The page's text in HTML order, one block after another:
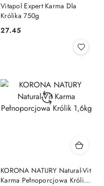
Vitapol Expert Karma Dla
Królika 750g
Cena:
27.45
KORONA NATURY Natural-Vit
Karma Pełnoporcjowa Królik